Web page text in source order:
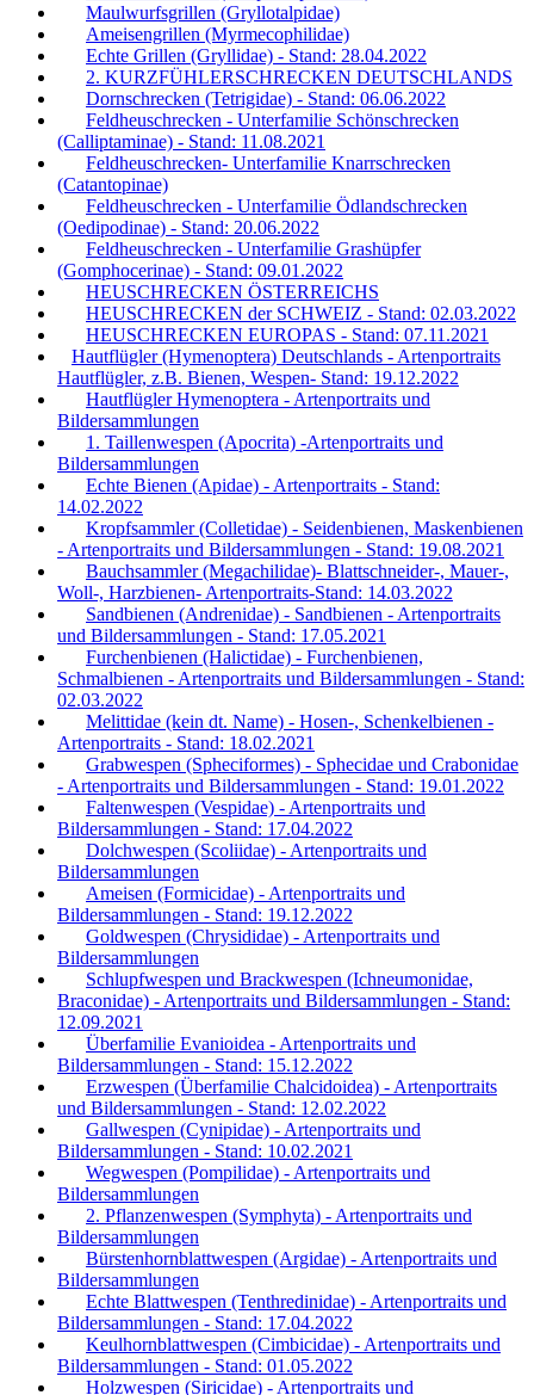
Maulwurfsgrillen (Gryllotalpidae)
Ameisengrillen (Myrmecophilidae)
Echte Grillen (Gryllidae) - Stand: 28.04.2022
2. KURZFÜHLERSCHRECKEN DEUTSCHLANDS
Dornschrecken (Tetrigidae) - Stand: 06.06.2022
Feldheuschrecken - Unterfamilie Schönschrecken
(Calliptaminae) - Stand: 11.08.2021
Feldheuschrecken- Unterfamilie Knarrschrecken
(Catantopinae)
Feldheuschrecken - Unterfamilie Ödlandschrecken
(Oedipodinae) - Stand: 20.06.2022
Feldheuschrecken - Unterfamilie Grashüpfer
(Gomphocerinae) - Stand: 09.01.2022
HEUSCHRECKEN ÖSTERREICHS
HEUSCHRECKEN der SCHWEIZ - Stand: 02.03.2022
HEUSCHRECKEN EUROPAS - Stand: 07.11.2021
Hautflügler (Hymenoptera) Deutschlands - Artenportraits
Hautflügler, z.B. Bienen, Wespen- Stand: 19.12.2022
Hautflügler Hymenoptera - Artenportraits und
Bildersammlungen
1. Taillenwespen (Apocrita) -Artenportraits und
Bildersammlungen
Echte Bienen (Apidae) - Artenportraits - Stand:
14.02.2022
Kropfsammler (Colletidae) - Seidenbienen, Maskenbienen
- Artenportraits und Bildersammlungen - Stand: 19.08.2021
Bauchsammler (Megachilidae)- Blattschneider-, Mauer-,
Woll-, Harzbienen- Artenportraits-Stand: 14.03.2022
Sandbienen (Andrenidae) - Sandbienen - Artenportraits
und Bildersammlungen - Stand: 17.05.2021
Furchenbienen (Halictidae) - Furchenbienen,
Schmalbienen - Artenportraits und Bildersammlungen - Stand:
02.03.2022
Melittidae (kein dt. Name) - Hosen-, Schenkelbienen -
Artenportraits - Stand: 18.02.2021
Grabwespen (Spheciformes) - Sphecidae und Crabonidae
- Artenportraits und Bildersammlungen - Stand: 19.01.2022
Faltenwespen (Vespidae) - Artenportraits und
Bildersammlungen - Stand: 17.04.2022
Dolchwespen (Scoliidae) - Artenportraits und
Bildersammlungen
Ameisen (Formicidae) - Artenportraits und
Bildersammlungen - Stand: 19.12.2022
Goldwespen (Chrysididae) - Artenportraits und
Bildersammlungen
Schlupfwespen und Brackwespen (Ichneumonidae,
Braconidae) - Artenportraits und Bildersammlungen - Stand:
12.09.2021
Überfamilie Evanioidea - Artenportraits und
Bildersammlungen - Stand: 15.12.2022
Erzwespen (Überfamilie Chalcidoidea) - Artenportraits
und Bildersammlungen - Stand: 12.02.2022
Gallwespen (Cynipidae) - Artenportraits und
Bildersammlungen - Stand: 10.02.2021
Wegwespen (Pompilidae) - Artenportraits und
Bildersammlungen
2. Pflanzenwespen (Symphyta) - Artenportraits und
Bildersammlungen
Bürstenhornblattwespen (Argidae) - Artenportraits und
Bildersammlungen
Echte Blattwespen (Tenthredinidae) - Artenportraits und
Bildersammlungen - Stand: 17.04.2022
Keulhornblattwespen (Cimbicidae) - Artenportraits und
Bildersammlungen - Stand: 01.05.2022
Holzwespen (Siricidae) - Artenportraits und